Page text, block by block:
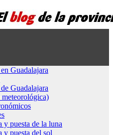
Guadalajara
Guadalajara
y puesta de la luna
y puesta del sol